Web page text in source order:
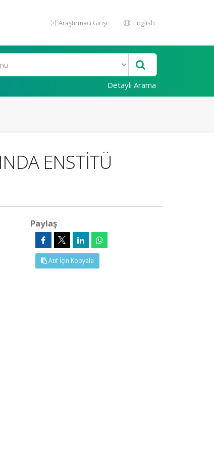
Araştırmacı Girişi English
Detaylı Arama
ENSTİTÜ
Paylaş
Atıf İçin Kopyala